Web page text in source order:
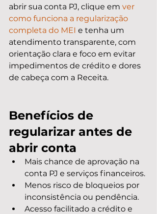
abrir sua conta PJ, clique em ver
como funciona a regularização
completa do MEI e tenha um
atendimento transparente, com
orientação clara e foco em evitar
impedimentos de crédito e dores
de cabeça com a Receita.
Benefícios de
regularizar antes de
abrir conta
Mais chance de aprovação na
conta PJ e serviços financeiros.
Menos risco de bloqueios por
inconsistência ou pendência.
Acesso facilitado a crédito e